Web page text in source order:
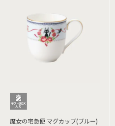
魔女の宅急便 マグカップ(ブルー)